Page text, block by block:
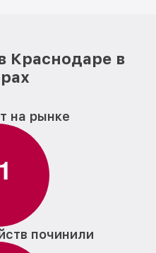
Краснодаре в
на рынке
1
починили